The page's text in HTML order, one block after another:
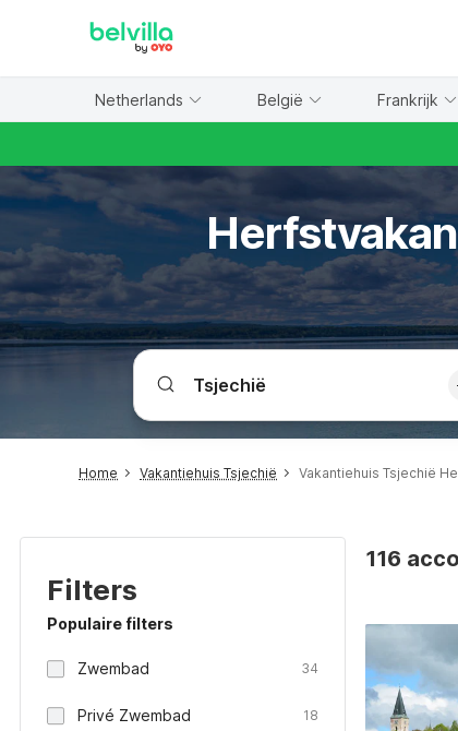
Netherlands België Frankrijk
Home Vakantiehuis Tsjechië Vakantiehuis Tsjechië
Filters
Populaire filters
Zwembad 34
Privé Zwembad 18
116